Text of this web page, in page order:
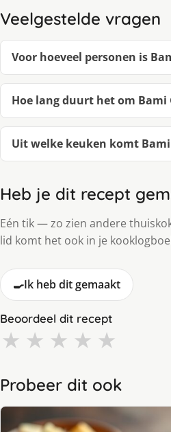
Veelgestelde vragen
Voor hoeveel personen is
Hoe lang duurt het om Bami
Uit welke keuken komt Bami
Heb je dit recept
Eén tik — zo zien andere
lid komt het ook in je
🍳Ik heb dit gemaakt
Beoordeel dit recept
★ ★ ★ ★ ★
Probeer dit ook